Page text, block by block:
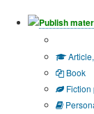
Publish
Book
Fiction